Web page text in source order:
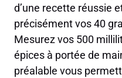
d’une recette réussie
précisément vos 40
Mesurez vos 500
épices à portée de
préalable vous